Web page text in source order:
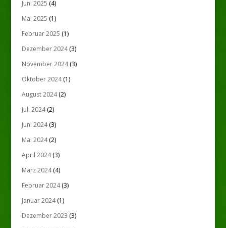
Juni 2025 (4)
Mai 2025 (1)
Februar 2025 (1)
Dezember 2024(3)
November 2024(3)
Oktober 2024(1)
August 2024(2)
Juli 2024(2)
Juni 2024(3)
Mai 2024(2)
April 2024(3)
März 2024(4)
Februar 2024(3)
Januar 2024(1)
Dezember 2023 (3)